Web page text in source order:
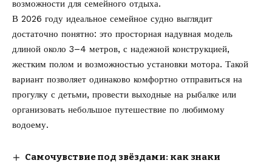
возможности для семейного отдыха.
В 2026 году идеальное семейное судно выглядит
достаточно понятно: это просторная надувная модель
длиной около 3–4 метров, с надежной конструкцией,
жестким полом и возможностью установки мотора. Такой
вариант позволяет одинаково комфортно отправиться на
прогулку с детьми, провести выходные на рыбалке или
организовать небольшое путешествие по любимому
водоему.
Самочувствие под звёздами: как знаки